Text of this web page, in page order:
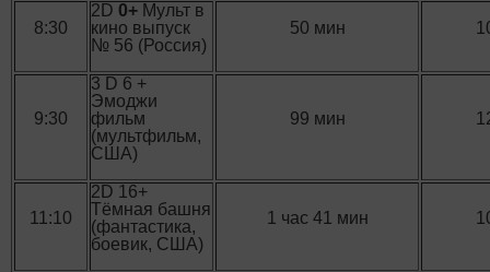
8:30
2D 0+ Мульт в
кино выпуск
№ 56 (Россия)
50 мин
9:30
3 D 6 +
Эмоджи
фильм
(мультфильм,
США)
99 мин
11:10
2D 16+
Тёмная башня
(фантастика,
боевик, США)
1 час 41 мин